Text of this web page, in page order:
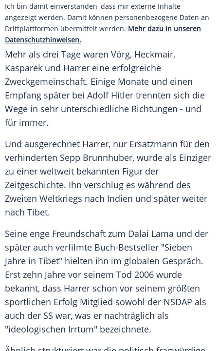
Ich bin damit einverstanden, dass mir externe Inhalte
angezeigt werden. Damit können personenbezogene Daten an
Drittplattformen übermittelt werden. Mehr dazu in unseren
Datenschutzhinweisen.
Mehr als drei Tage waren Vörg, Heckmair,
Kasparek und Harrer eine erfolgreiche
Zweckgemeinschaft. Einige Monate und einen
Empfang später bei Adolf Hitler trennten sich die
Wege in sehr unterschiedliche Richtungen - und
für immer.
Und ausgerechnet Harrer, nur Ersatzmann für den
verhinderten Sepp Brunnhuber, wurde als Einziger
zu einer weltweit bekannten Figur der
Zeitgeschichte. Ihn verschlug es während des
Zweiten Weltkriegs nach Indien und später weiter
nach Tibet.
Seine enge Freundschaft zum Dalai Lama und der
später auch verfilmte Buch-Bestseller "Sieben
Jahre in Tibet" hielten ihn im globalen Gespräch.
Erst zehn Jahre vor seinem Tod 2006 wurde
bekannt, dass Harrer schon vor seinem größten
sportlichen Erfolg Mitglied sowohl der NSDAP als
auch der SS war, was er nachträglich als
"ideologischen Irrtum" bezeichnete.